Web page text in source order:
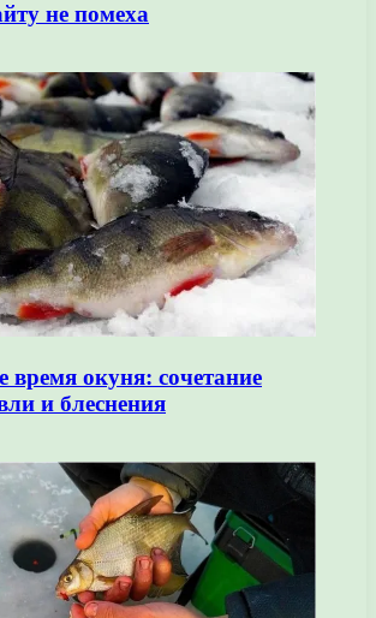
не помеха
время окуня: сочетание
и блеснения